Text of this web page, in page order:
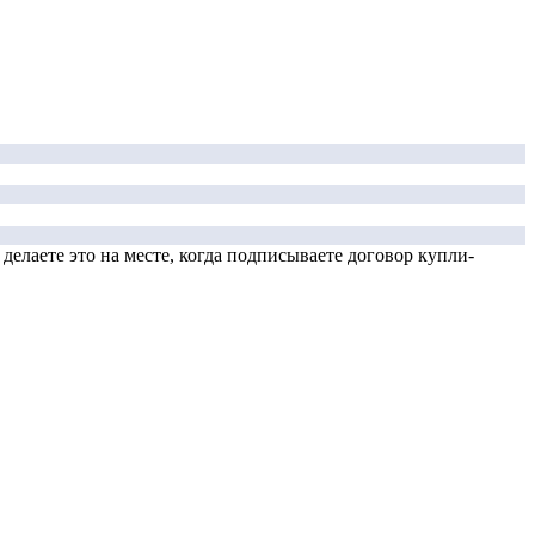
это на месте, когда подписываете договор купли-